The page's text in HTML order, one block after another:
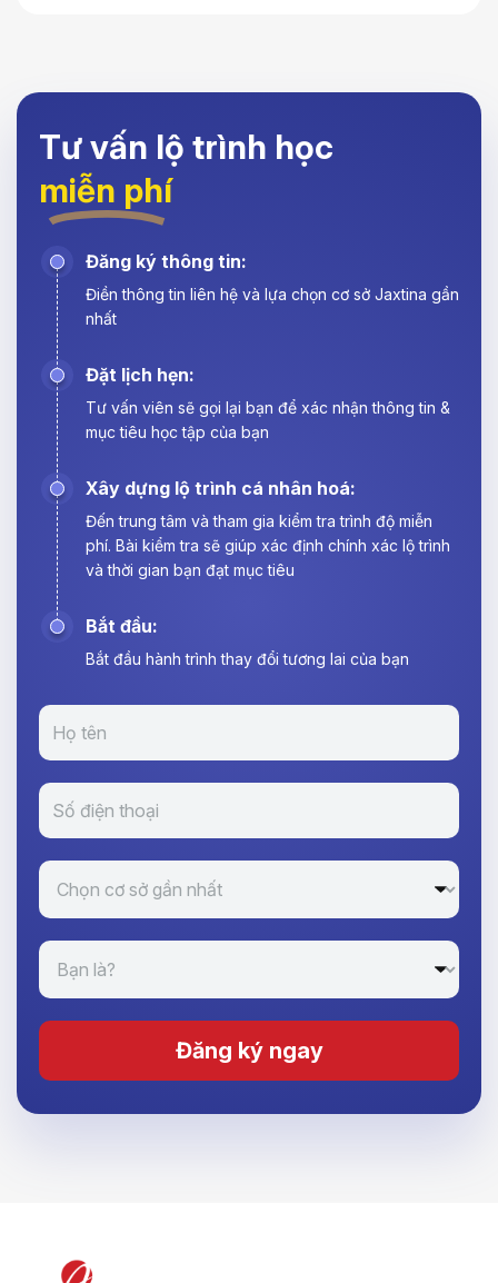
Tư vấn lộ trình học
miễn phí
Đăng ký thông tin:
Điền thông tin liên hệ và lựa chọn cơ sở Jaxtina gần
nhất
Đặt lịch hẹn:
Tư vấn viên sẽ gọi lại bạn để xác nhận thông tin &
mục tiêu học tập của bạn
Xây dựng lộ trình cá nhân hoá:
Đến trung tâm và tham gia kiểm tra trình độ miễn
phí. Bài kiểm tra sẽ giúp xác định chính xác lộ trình
và thời gian bạn đạt mục tiêu
Bắt đầu:
Bắt đầu hành trình thay đổi tương lai của bạn
Đăng ký ngay